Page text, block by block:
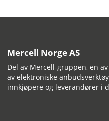
Mercell Norge AS
Del av Mercell-gruppen, en
av elektroniske
innkjøpere og leverandører i